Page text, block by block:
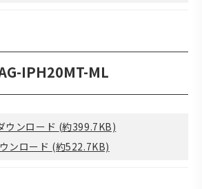
IPH20MT-ML
ウンロード (約399.7KB)
ンロード (約522.7KB)